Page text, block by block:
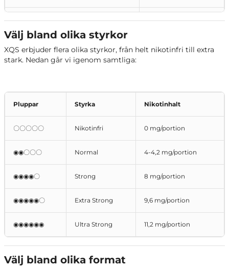
XQS Blueberry Mint Blåbär och nint
XQS Twin Apple
Gröna och röda
XQS Raspberry Blackcurrant
Välj bland olika styrkor
XQS erbjuder flera olika styrkor, från helt nikotinfri till extra
stark. Nedan går vi igenom samtliga:
Pluppar Styrka Nikotinhalt
〇〇〇〇〇 Nikotinfri 0 mg/portion
◉◉〇〇〇 Normal 4-4,2 mg/portion
◉◉◉◉〇 Strong 8 mg/portion
◉◉◉◉◉〇 Extra Strong 9,6 mg/portion
◉◉◉◉◉◉ Ultra Strong 11,2 mg/portion
Välj bland olika format